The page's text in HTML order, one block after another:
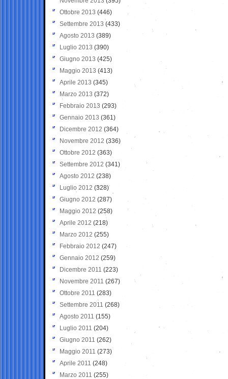
Ottobre 2013 (446)
Settembre 2013 (433)
Agosto 2013 (389)
Luglio 2013 (390)
Giugno 2013 (425)
Maggio 2013 (413)
Aprile 2013 (345)
Marzo 2013 (372)
Febbraio 2013 (293)
Gennaio 2013 (361)
Dicembre 2012 (364)
Novembre 2012 (336)
Ottobre 2012 (363)
Settembre 2012 (341)
Agosto 2012 (238)
Luglio 2012 (328)
Giugno 2012 (287)
Maggio 2012 (258)
Aprile 2012 (218)
Marzo 2012 (255)
Febbraio 2012 (247)
Gennaio 2012 (259)
Dicembre 2011 (223)
Novembre 2011 (267)
Ottobre 2011 (283)
Settembre 2011 (268)
Agosto 2011 (155)
Luglio 2011 (204)
Giugno 2011 (262)
Maggio 2011 (273)
Aprile 2011 (248)
Marzo 2011 (255)